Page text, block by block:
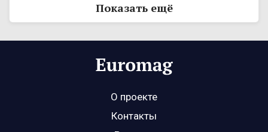
Показать ещё
О проекте
Контакты